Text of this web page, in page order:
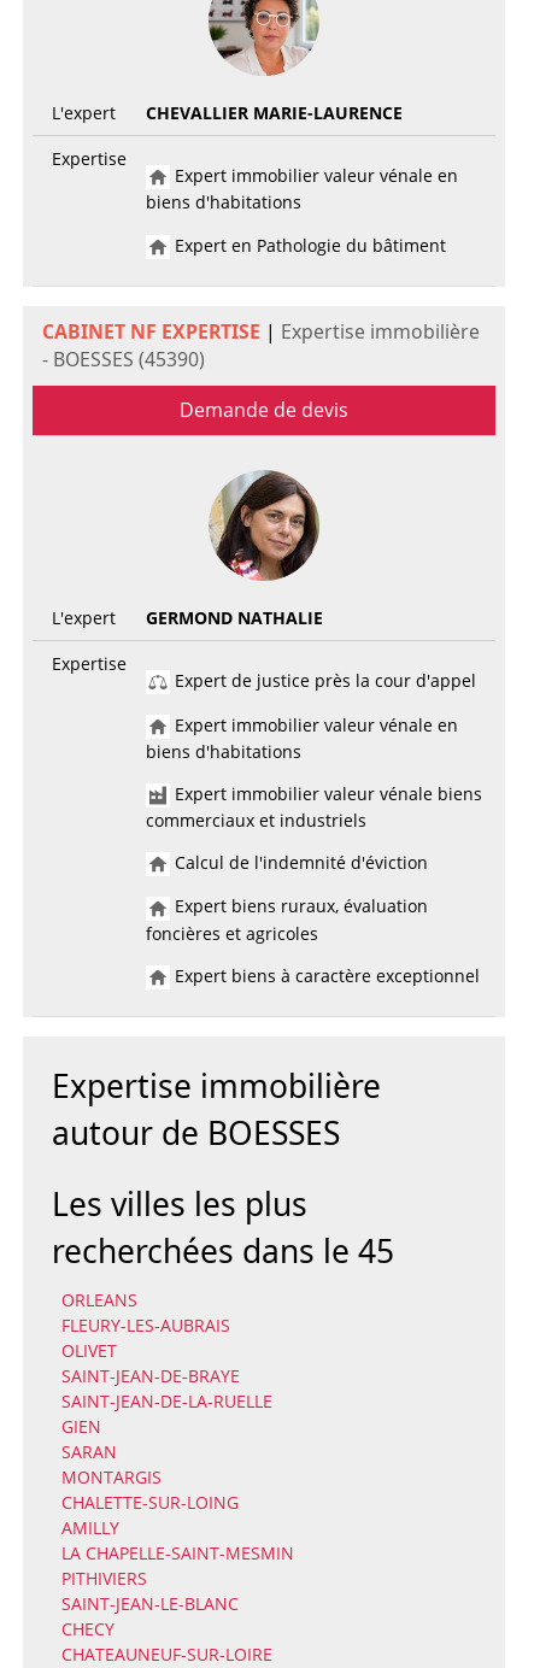
L'expert
CHEVALLIER MARIE-LAURENCE
Expertise
Expert immobilier valeur vénale en
biens d'habitations
Expert en Pathologie du bâtiment
CABINET NF EXPERTISE | Expertise immobilière
- BOESSES (45390)
Demande de devis
L'expert
GERMOND NATHALIE
Expertise
Expert de justice près la cour d'appel
Expert immobilier valeur vénale en
biens d'habitations
Expert immobilier valeur vénale biens
commerciaux et industriels
Calcul de l'indemnité d'éviction
Expert biens ruraux, évaluation
foncières et agricoles
Expert biens à caractère exceptionnel
Expertise immobilière
autour de BOESSES
Les villes les plus
recherchées dans le 45
ORLEANS
FLEURY-LES-AUBRAIS
OLIVET
SAINT-JEAN-DE-BRAYE
SAINT-JEAN-DE-LA-RUELLE
GIEN
SARAN
MONTARGIS
CHALETTE-SUR-LOING
AMILLY
LA CHAPELLE-SAINT-MESMIN
PITHIVIERS
SAINT-JEAN-LE-BLANC
CHECY
CHATEAUNEUF-SUR-LOIRE